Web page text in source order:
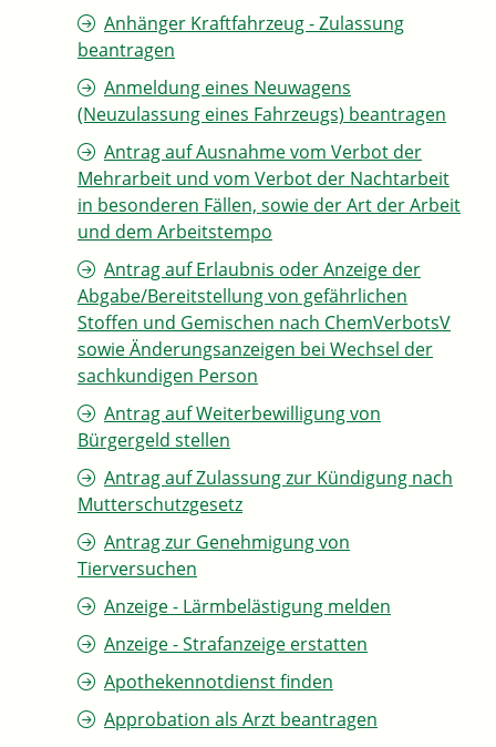
Anhänger Kraftfahrzeug - Zulassung
beantragen
Anmeldung eines Neuwagens
(Neuzulassung eines Fahrzeugs) beantragen
Antrag auf Ausnahme vom Verbot der
Mehrarbeit und vom Verbot der Nachtarbeit
in besonderen Fällen, sowie der Art der Arbeit
und dem Arbeitstempo
Antrag auf Erlaubnis oder Anzeige der
Abgabe/Bereitstellung von gefährlichen
Stoffen und Gemischen nach ChemVerbotsV
sowie Änderungsanzeigen bei Wechsel der
sachkundigen Person
Antrag auf Weiterbewilligung von
Bürgergeld stellen
Antrag auf Zulassung zur Kündigung nach
Mutterschutzgesetz
Antrag zur Genehmigung von
Tierversuchen
Anzeige - Lärmbelästigung melden
Anzeige - Strafanzeige erstatten
Apothekennotdienst finden
Approbation als Arzt beantragen